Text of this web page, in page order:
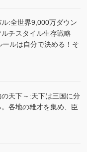
:全世界9,000万ダウン
チスタイル生存戦略
ルは自分で決める！そ
天下～:天下は三国に分
各地の雄才を集め、臣